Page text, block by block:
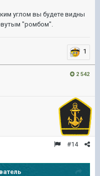
углом вы будете видны
"ромбом".
1
2 542
#14